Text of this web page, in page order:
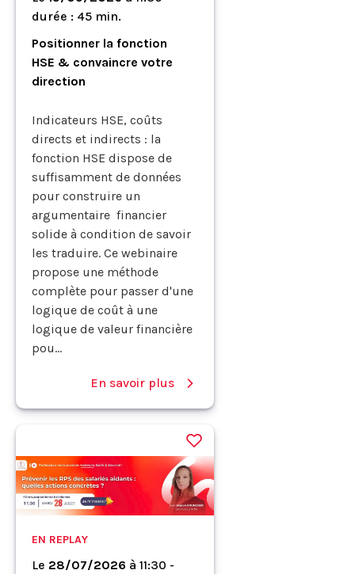
durée : 45 min.
Positionner la fonction
HSE & convaincre votre
direction
Indicateurs HSE, coûts
directs et indirects : la
fonction HSE dispose de
suffisamment de données
pour construire un
argumentaire financier
solide à condition de savoir
les traduire. Ce webinaire
propose une méthode
complète pour passer d'une
logique de coût à une
logique de valeur financière
pou...
En savoir plus
EN REPLAY
Le 28/07/2026 à 11:30 -